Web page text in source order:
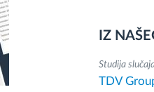
IZ
Studija
TDV